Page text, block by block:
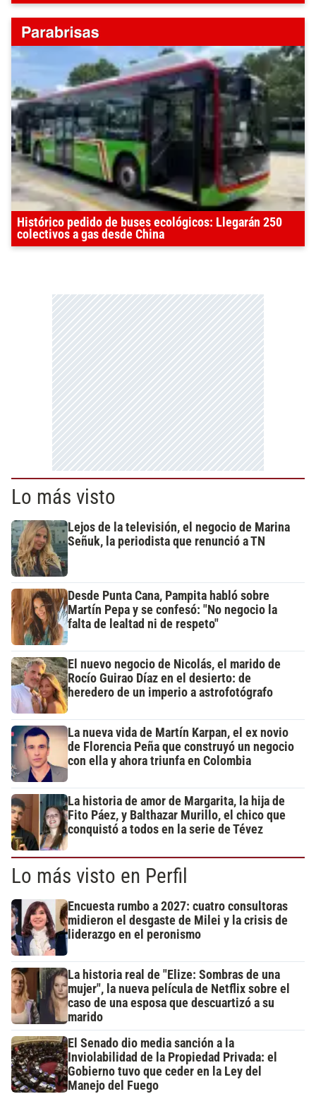
Histórico pedido de buses ecológicos: Llegarán 250
colectivos a gas desde China
Lo más visto
Lejos de la televisión, el negocio de Marina
Señuk, la periodista que renunció a TN
Desde Punta Cana, Pampita habló sobre
Martín Pepa y se confesó: "No negocio la
falta de lealtad ni de respeto"
El nuevo negocio de Nicolás, el marido de
Rocío Guirao Díaz en el desierto: de
heredero de un imperio a astrofotógrafo
La nueva vida de Martín Karpan, el ex novio
de Florencia Peña que construyó un negocio
con ella y ahora triunfa en Colombia
La historia de amor de Margarita, la hija de
Fito Páez, y Balthazar Murillo, el chico que
conquistó a todos en la serie de Tévez
Lo más visto en Perfil
Encuesta rumbo a 2027: cuatro consultoras
midieron el desgaste de Milei y la crisis de
liderazgo en el peronismo
La historia real de "Elize: Sombras de una
mujer", la nueva película de Netflix sobre el
caso de una esposa que descuartizó a su
marido
El Senado dio media sanción a la
Inviolabilidad de la Propiedad Privada: el
Gobierno tuvo que ceder en la Ley del
Manejo del Fuego